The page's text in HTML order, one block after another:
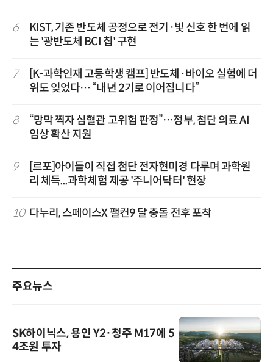
6
KIST, 기존 반도체 공정으로 전기·빛 신호 한 번에 읽
는 '광반도체 BCI 칩' 구현
7
[K-과학인재 고등학생 캠프] 반도체·바이오 실험에 더
위도 잊었다… “내년 2기로 이어집니다”
8
“망막 찍자 심혈관 고위험 판정”…정부, 첨단 의료 AI
임상 확산 지원
9
[르포]아이들이 직접 첨단 전자현미경 다루며 과학원
리 체득...과학체험 제공 '주니어닥터' 현장
10 다누리, 스페이스X 팰컨9 달 충돌 전후 포착
주요뉴스
SK하이닉스, 용인 Y2·청주 M17에 5
4조원 투자